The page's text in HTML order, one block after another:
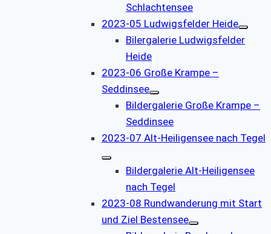
Schlachtensee
2023-05 Ludwigsfelder Heide
Bilergalerie Ludwigsfelder
Heide
2023-06 Große Krampe –
Seddinsee
Bildergalerie Große Krampe –
Seddinsee
2023-07 Alt-Heiligensee nach Tegel
Bildergalerie Alt-Heiligensee
nach Tegel
2023-08 Rundwanderung mit Start
und Ziel Bestensee